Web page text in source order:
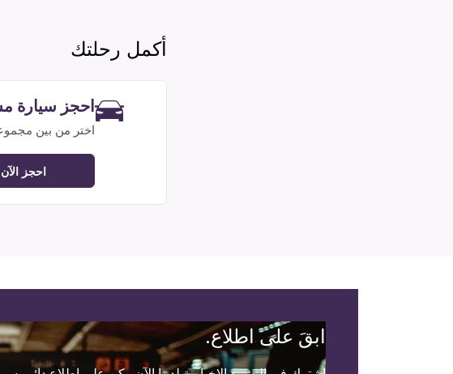
أكمل رحلتك
احجز سيارة
اختر من بين
احجز الآن
ابقَ على اطلاع.